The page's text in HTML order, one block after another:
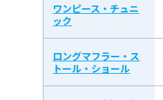
ワンピース・チュニ
ック
ロングマフラー・ス
トール・ショール